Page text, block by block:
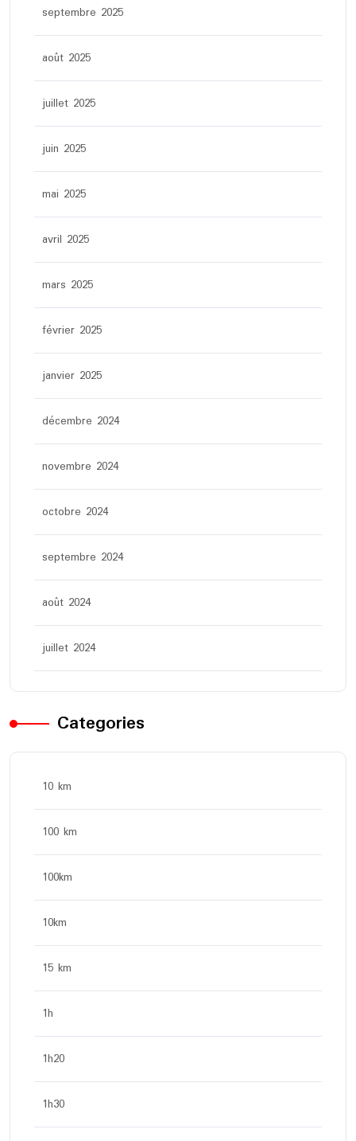
septembre 2025
août 2025
juillet 2025
juin 2025
mai 2025
avril 2025
mars 2025
février 2025
janvier 2025
décembre 2024
novembre 2024
octobre 2024
septembre 2024
août 2024
juillet 2024
Categories
10 km
100 km
100km
10km
15 km
1h
1h20
1h30